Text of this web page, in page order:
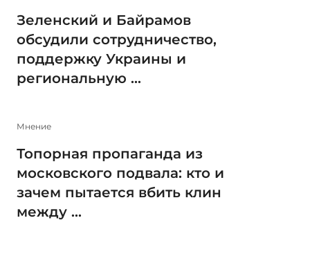
Зеленский и Байрамов
обсудили сотрудничество,
поддержку Украины и
региональную ...
Мнение
Топорная пропаганда из
московского подвала: кто и
зачем пытается вбить клин
между ...